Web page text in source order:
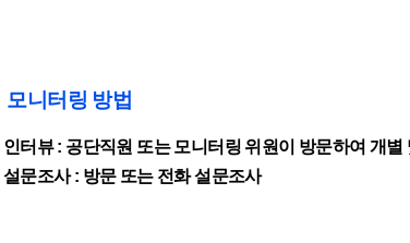
모니터링 방법
인터뷰 : 공단직원 또는 모니터링 위원이 방문하여 개별
설문조사 : 방문 또는 전화 설문조사